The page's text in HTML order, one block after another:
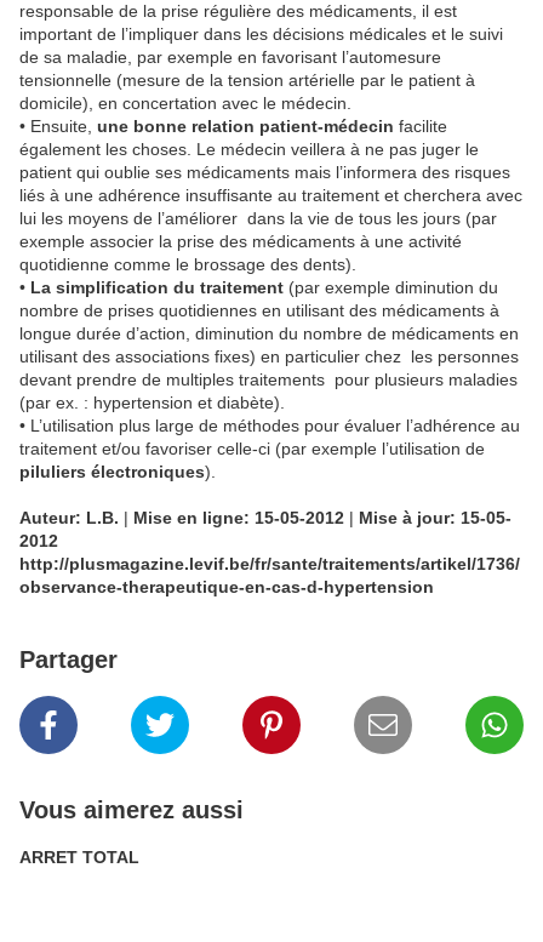
responsable de la prise régulière des médicaments, il est
important de l’impliquer dans les décisions médicales et le suivi
de sa maladie, par exemple en favorisant l’automesure
tensionnelle (mesure de la tension artérielle par le patient à
domicile), en concertation avec le médecin.
• Ensuite, une bonne relation patient-médecin facilite
également les choses. Le médecin veillera à ne pas juger le
patient qui oublie ses médicaments mais l’informera des risques
liés à une adhérence insuffisante au traitement et cherchera avec
lui les moyens de l’améliorer dans la vie de tous les jours (par
exemple associer la prise des médicaments à une activité
quotidienne comme le brossage des dents).
• La simplification du traitement (par exemple diminution du
nombre de prises quotidiennes en utilisant des médicaments à
longue durée d’action, diminution du nombre de médicaments en
utilisant des associations fixes) en particulier chez les personnes
devant prendre de multiples traitements pour plusieurs maladies
(par ex. : hypertension et diabète).
• L’utilisation plus large de méthodes pour évaluer l’adhérence au
traitement et/ou favoriser celle-ci (par exemple l’utilisation de
piluliers électroniques).
Auteur: L.B. | Mise en ligne: 15-05-2012 | Mise à jour: 15-05-
2012
http://plusmagazine.levif.be/fr/sante/traitements/artikel/1736/
observance-therapeutique-en-cas-d-hypertension
Partager
Vous aimerez aussi
ARRET TOTAL